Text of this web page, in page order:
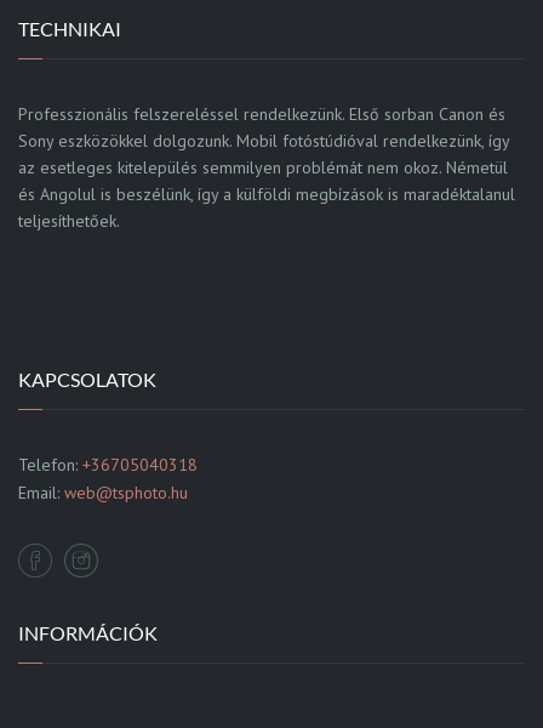
TECHNIKAI
Professzionális felszereléssel rendelkezünk. Első sorban Canon és
Sony eszközökkel dolgozunk. Mobil fotóstúdióval rendelkezünk, így
az esetleges kitelepülés semmilyen problémát nem okoz. Németül
és Angolul is beszélünk, így a külföldi megbízások is maradéktalanul
teljesíthetőek.
KAPCSOLATOK
Telefon: +36705040318
Email: web@tsphoto.hu
INFORMÁCIÓK